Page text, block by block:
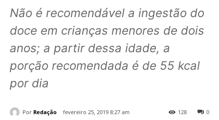
Não é recomendável a ingestão do
doce em crianças menores de dois
anos; a partir dessa idade, a
porção recomendada é de 55 kcal
por dia
Por Redação fevereiro 25, 2019 8:27 am 0
128